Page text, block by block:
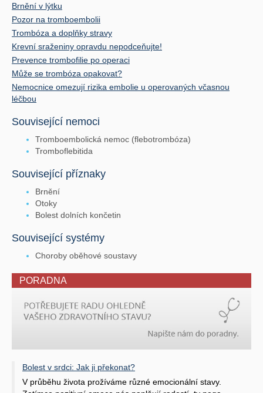
Brnění v lýtku
Pozor na tromboembolii
Trombóza a doplňky stravy
Krevní sraženiny opravdu nepodceňujte!
Prevence trombofilie po operaci
Může se trombóza opakovat?
Nemocnice omezují rizika embolie u operovaných včasnou
léčbou
Související nemoci
Tromboembolická nemoc (flebotrombóza)
Tromboflebitida
Související příznaky
Brnění
Otoky
Bolest dolních končetin
Související systémy
Choroby oběhové soustavy
PORADNA
Bolest v srdci: Jak ji překonat?
V průběhu života prožíváme různé emocionální stavy.